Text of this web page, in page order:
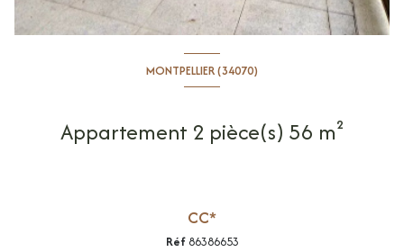
MONTPELLIER (34070)
Appartement 2 pièce(s) 56 m²
CC*
Réf 86386653